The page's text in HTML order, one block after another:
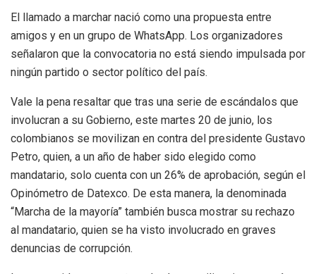
El llamado a marchar nació como una propuesta entre
amigos y en un grupo de WhatsApp. Los organizadores
señalaron que la convocatoria no está siendo impulsada por
ningún partido o sector político del país.
Vale la pena resaltar que tras una serie de escándalos que
involucran a su Gobierno, este martes 20 de junio, los
colombianos se movilizan en contra del presidente Gustavo
Petro, quien, a un año de haber sido elegido como
mandatario, solo cuenta con un 26% de aprobación, según el
Opinómetro de Datexco. De esta manera, la denominada
“Marcha de la mayoría” también busca mostrar su rechazo
al mandatario, quien se ha visto involucrado en graves
denuncias de corrupción.